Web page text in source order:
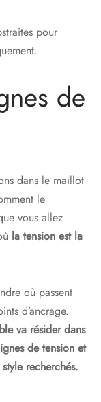
pour
de
dans le maillot
le
vous allez
la tension est la
où passent
d’ancrage.
va résider dans
de tension et
recherchés.